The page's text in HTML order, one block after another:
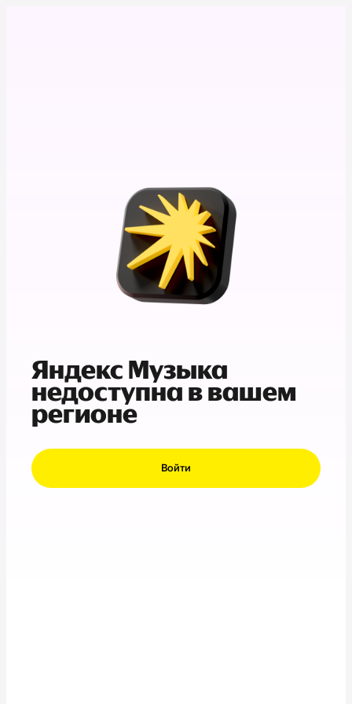
Яндекс Музыка
недоступна в вашем
регионе
Войти